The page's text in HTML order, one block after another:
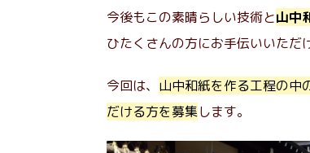
今後もこの素晴らしい技術と山中
ひたくさんの方にお手伝いいただ
今回は、 山中和紙を作る工程の中
だける方を募集します。